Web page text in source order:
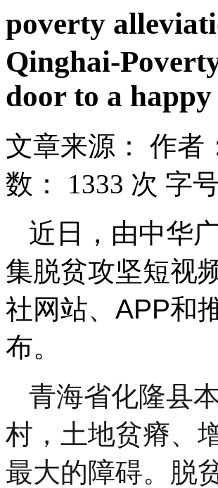
poverty
Qinghai-
door to a
文章来源： 作者
数： 1333 次 字
近日，由中华
集脱贫攻坚短视
社网站、APP和
布。
青海省化隆县
村，土地贫瘠、
最大的障碍。脱